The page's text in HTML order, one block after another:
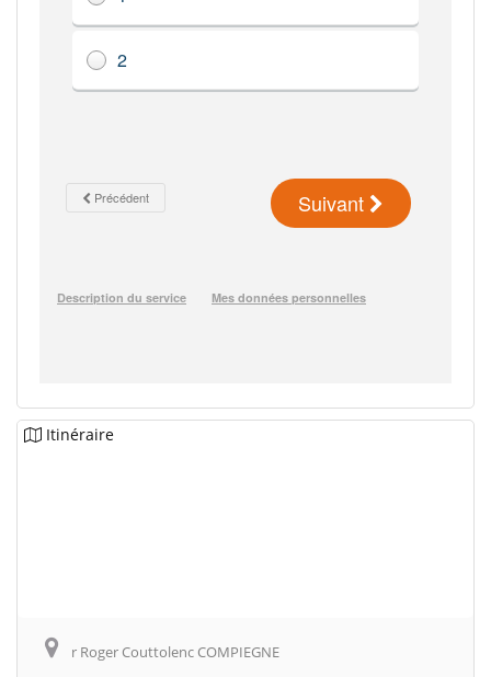
Itinéraire
r Roger Couttolenc COMPIEGNE